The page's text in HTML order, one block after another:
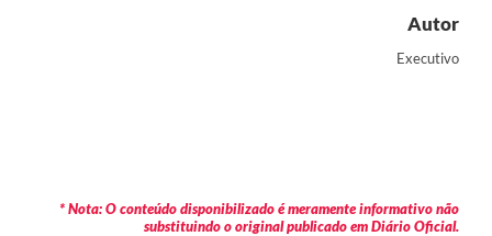
Autor
Executivo
* Nota: O conteúdo disponibilizado é meramente informativo não
substituindo o original publicado em Diário Oficial.